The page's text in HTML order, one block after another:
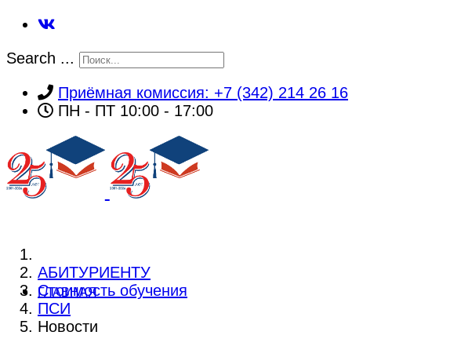
Search ...
Приёмная комиссия: +7 (342) 214 26 16
ПН - ПТ 10:00 - 17:00
ГЛАВНАЯ
АБИТУРИЕНТУ
Стоимость обучения
ПСИ
Новости